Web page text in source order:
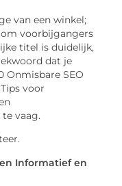
van een winkel;
voorbijgangers
titel is duidelijk,
dat je
Onmisbare SEO
voor
vaag.
Informatief en